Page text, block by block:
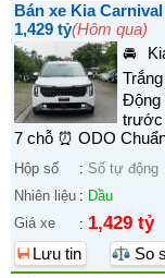
Bán xe Kia
1,429 tỷ(Hôm qua)
🚘
Động
trước
7 chỗ ⏰ ODO
Hộp số : Số tự động
Nhiên liệu : Dầu
Giá xe
: 1,429 tỷ
Lưu tin
So